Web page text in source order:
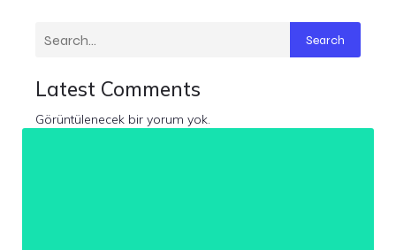
Search
Latest Comments
Görüntülenecek bir yorum yok.